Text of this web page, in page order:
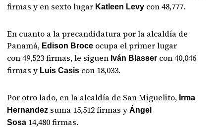
firmas y en sexto lugar Katleen Levy con 48,777.
En cuanto a la precandidatura por la alcaldía de
Panamá, Edison Broce ocupa el primer lugar
con 49,523 firmas, le siguen Iván Blasser con 40,046
firmas y Luis Casis con 18,033.
Por otro lado, en la alcaldía de San Miguelito, Irma
Hernandez suma 15,512 firmas y Ángel
Sosa 14,480 firmas.